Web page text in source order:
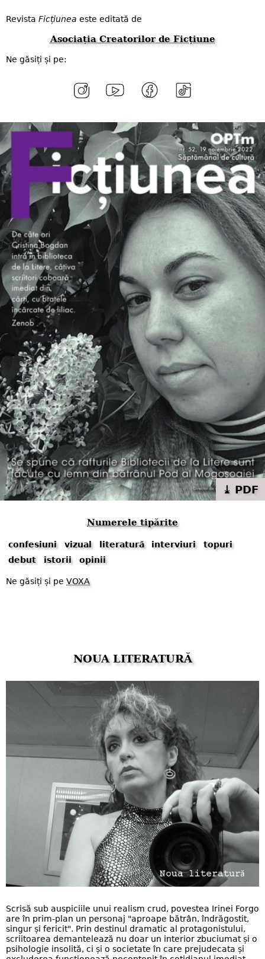
Revista Ficțiunea este editată de
Asociația Creatorilor de Ficțiune
Ne găsiți și pe:
⤓ PDF
Numerele tipărite
confesiuni vizual literatură interviuri
topuri
debut
istorii opinii
Ne găsiți și pe VOXA
NOUA LITERATURĂ
Scrisă sub auspiciile unui realism crud, povestea Irinei Forgo
are în prim-plan un personaj "aproape bătrân, îndrăgostit,
singur și fericit". Prin destinul dramatic al protagonistului,
scriitoarea demantelează nu doar un interior zbuciumat și o
psihologie insolită, ci și o societate în care prejudecata și